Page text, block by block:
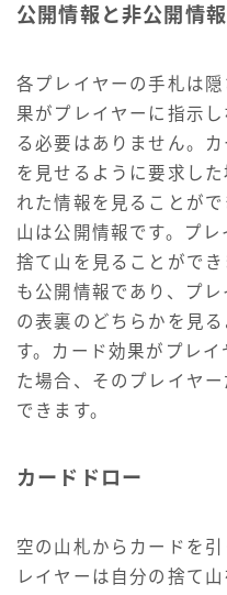
公開情報と非公開情報
各プレイヤーの手札は
果がプレイヤーに指示
る必要はありません。
を見せるように要求し
れた情報を見ることが
山は公開情報です。プ
捨て山を見ることがで
も公開情報であり、プ
の表裏のどちらかを見
す。カード効果がプレ
た場合、そのプレイヤ
できます。
カードドロー
空の山札からカードを
レイヤーは自分の捨て